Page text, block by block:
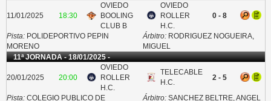
11/01/2025 18:30
OVIEDO
BOOLING
CLUB B
OVIEDO
ROLLER
H.C.
0 - 8
Pista:POLIDEPORTIVO PEPIN
MORENO
Árbitro:RODRIGUEZ NOGUEIRA,
MIGUEL
11ª JORNADA - 18/01/2025 -
20/01/2025 20:00
OVIEDO
ROLLER
H.C.
TELECABLE
H.C.
2 - 5
Pista:COLEGIO PUBLICO DE
Árbitro:SANCHEZ BELTRE, ANGEL